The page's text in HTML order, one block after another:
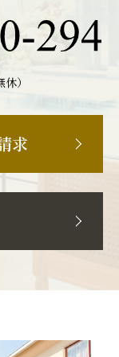
）
求